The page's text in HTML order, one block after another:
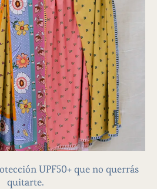
UPF50+ que no querrás
quitarte.